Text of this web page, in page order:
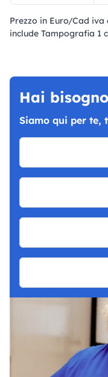
Prezzo in Euro/Cad
include Tampografia 1
Hai
Siamo qui per te,